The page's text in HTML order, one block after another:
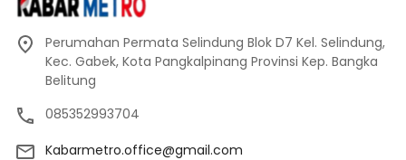
Perumahan Permata Selindung Blok D7 Kel. Selindung,
Kec. Gabek, Kota Pangkalpinang Provinsi Kep. Bangka
Belitung
085352993704
Kabarmetro.office@gmail.com